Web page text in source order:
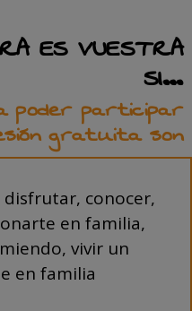
ES VUESTRA
SI…
poder participar
gratuita son
conocer,
en familia,
vivir un
en familia